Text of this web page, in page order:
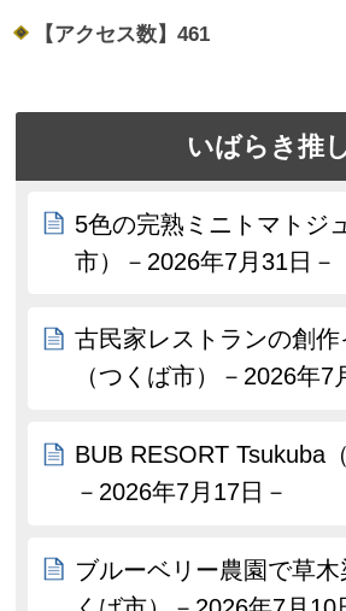
【アクセス数】 461
いばらき推
5色の完熟ミニトマトジ
市）－2026年7月31日－
古民家レストランの創
（つくば市）－2026年7
BUB RESORT Tsukuba
－2026年7月17日－
ブルーベリー農園で草